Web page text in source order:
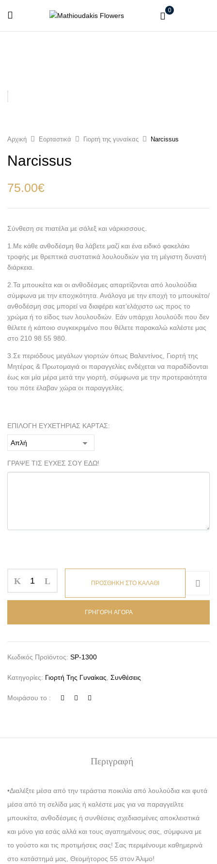
0
Αρχική Εορταστικά Γιορτή της γυναίκας Narcissus
Narcissus
75.00€
Σύνθεση σε πιατέλα με σάλεξ και νάρκισσους.
1.Με κάθε ανθοδέσμη θα λάβετε μαζί και ένα ειδικό φακελάκι
τροφής με θρεπτικά συστατικά λουλουδιών για τη μέγιστη δυνατή
διάρκεια.
2.Τα μπουκέτα και οι ανθοδέσμες απαρτίζονται από λουλούδια
σύμφωνα με την εποχικότητα. Ανάλογα με την εποχή το μπουκέτο/
ανθοδέσμη σας μπορεί να διαφέρει κατ’ελάχιστο ως προς το
χρώμα ή το είδος των λουλουδιών. Εάν υπάρχει λουλούδι που δεν
θέλετε ή κάποιο συγκεκριμένο που θέλετε παρακαλώ καλέστε μας
στο 210 98 55 980.
3.Σε περιόδους μεγάλων γιορτών όπως Βαλεντίνος, Γιορτή της
Μητέρας & Πρωτομαγιά οι παραγγελίες ενδέχεται να παραδίδονται
έως και μία μέρα μετά την γιορτή, σύμφωνα με την προτεραιότητα
του πότε έλαβαν χώρα οι παραγγελίες.
ΕΠΙΛΟΓΗ ΕΥΧΕΤΗΡΙΑΣ ΚΑΡΤΑΣ:
ΓΡΑΨΕ ΤΙΣ ΕΥΧΕΣ ΣΟΥ ΕΔΩ!
ΠΡΟΣΘΗΚΗ ΣΤΟ ΚΑΛΑΘΙ
ΓΡΗΓΟΡΗ ΑΓΟΡΑ
Κωδικός Προϊόντος: SP-1300
Κατηγορίες: Γιορτή Της Γυναίκας, Συνθέσεις
Μοιράσου το :
Περιγραφή
•Διαλέξτε μέσα από την τεράστια ποικιλία από λουλούδια και φυτά
μέσα από τη σελίδα μας ή καλέστε μας για να παραγγείλτε
μπουκέτα, ανθοδέσμες ή συνθέσεις σχεδιασμένες αποκλειστικά
και μόνο για εσάς αλλά και τους αγαπημένους σας, σύμφωνα με
το γούστο και τις προτιμήσεις σας! Σας περιμένουμε καθημερινά
στο κατάστημά μας, Θεομήτορος 55 στον Άλιμο!